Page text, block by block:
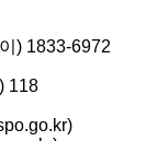
) 1833-6972
118